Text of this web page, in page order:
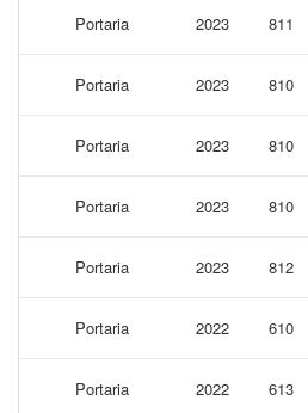
Portaria 2023 811
Portaria 2023 810
Portaria 2023 810
Portaria 2023 810
Portaria 2023 812
Portaria 2022 610
Portaria 2022 613